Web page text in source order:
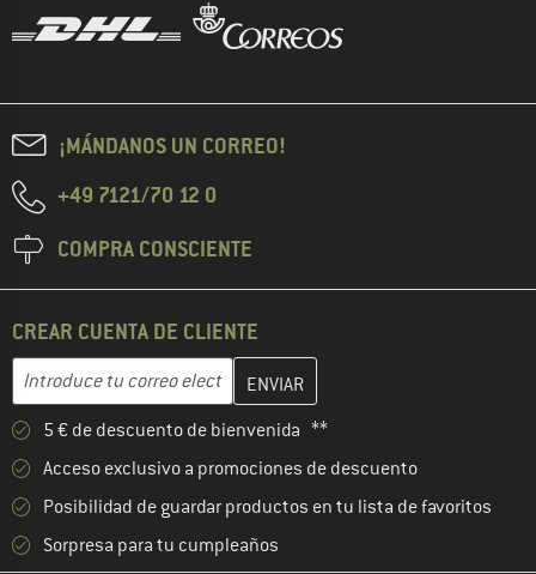
¡MÁNDANOS UN CORREO!
+49 7121/70 12 0
COMPRA CONSCIENTE
CREAR CUENTA DE CLIENTE
Dirección de correo electrónico
Introduce aquí tu dirección de correo electrónico y crea tu
5 € de descuento de bienvenida **
Acceso exclusivo a promociones de descuento
Posibilidad de guardar productos en tu lista de favoritos
Sorpresa para tu cumpleaños